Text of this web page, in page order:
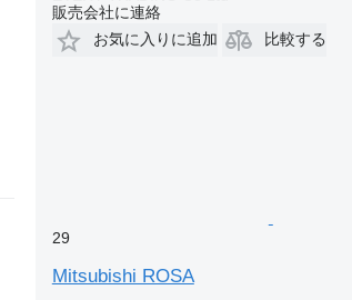
販売会社に連絡
お気に入りに追加
比較する
29
Mitsubishi ROSA